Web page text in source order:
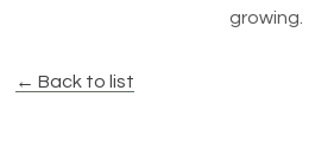
growing.
← Back to list